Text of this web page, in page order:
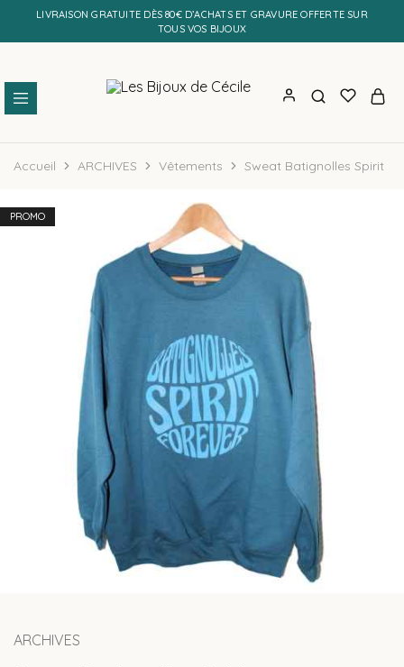
LIVRAISON GRATUITE DÈS 80€ D’ACHATS ET GRAVURE OFFERTE SUR
TOUS VOS BIJOUX
Les
de
Bijoux
et
Accueil ARCHIVES Vêtements Sweat Batignolles Spirit
PROMO
ARCHIVES